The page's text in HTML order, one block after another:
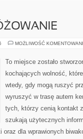
MOŻLIWOŚĆ
To miejsce zostało
kochających wolność,
wtedy, gdy mogą ruszyć
wyruszyć w trasę autem
tych, którzy cenią kontakt
szukają użytecznych
dla wprawionych